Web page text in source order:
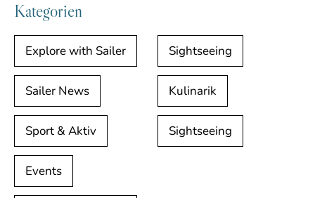
Kategorien
Explore with Sailer Sightseeing
Sailer News Kulinarik
Sport & Aktiv Sightseeing
Events